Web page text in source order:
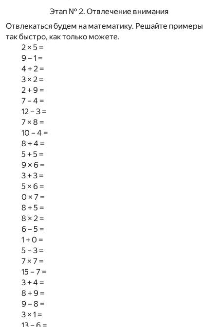
Этап № 2. Отвлечение внимания
Отвлекаться будем на математику. Решайте примеры
так быстро, как только можете.
2 × 5 =
9 – 1 =
4 + 2 =
3 × 2 =
2 + 9 =
7 – 4 =
12 – 3 =
7 × 8 =
10 – 4 =
8 + 4 =
5 + 5 =
9 × 6 =
3 + 3 =
5 × 6 =
0 × 7 =
8 + 5 =
8 × 2 =
6 – 5 =
1 + 0 =
5 – 3 =
7 × 7 =
15 – 7 =
3 + 4 =
8 + 9 =
9 – 8 =
3 × 1 =